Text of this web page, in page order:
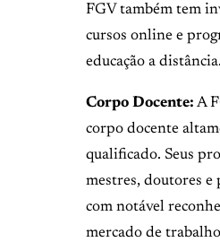
FGV também tem
cursos online e
educação a distância.
Corpo Docente: A
corpo docente
qualificado. Seus
mestres, doutores e
com notável
mercado de